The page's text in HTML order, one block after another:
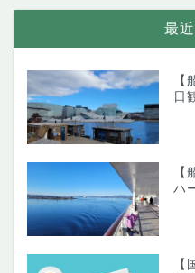
最
【
日
【
ハ
【